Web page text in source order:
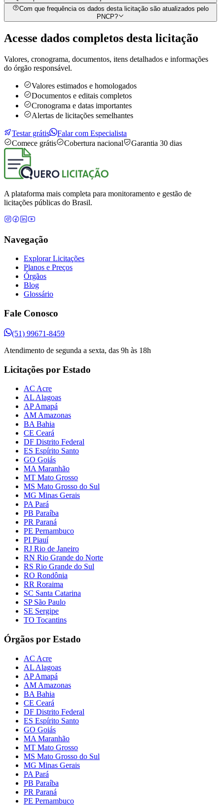
Com que frequência os dados desta licitação são atualizados pelo
PNCP?
Acesse dados completos desta licitação
Valores, cronograma, documentos, itens detalhados e informações
do órgão responsável.
Valores estimados e homologados
Documentos e editais completos
Cronograma e datas importantes
Alertas de licitações semelhantes
Testar grátis
Falar com Especialista
Comece grátis
Cobertura nacional Garantia 30 dias
A plataforma mais completa para monitoramento e gestão de
licitações públicas do Brasil.
Navegação
Explorar Licitações
Planos e Preços
Órgãos
Blog
Glossário
Fale Conosco
(51) 99671-8459
Atendimento de segunda a sexta, das 9h às 18h
Licitações por Estado
AC Acre
AL Alagoas
AP Amapá
AM Amazonas
BA Bahia
CE Ceará
DF Distrito Federal
ES Espírito Santo
GO Goiás
MA Maranhão
MT Mato Grosso
MS Mato Grosso do Sul
MG Minas Gerais
PA Pará
PB Paraíba
PR Paraná
PE Pernambuco
PI Piauí
RJ Rio de Janeiro
RN Rio Grande do Norte
RS Rio Grande do Sul
RO Rondônia
RR Roraima
SC Santa Catarina
SP São Paulo
SE Sergipe
TO Tocantins
Órgãos por Estado
AC Acre
AL Alagoas
AP Amapá
AM Amazonas
BA Bahia
CE Ceará
DF Distrito Federal
ES Espírito Santo
GO Goiás
MA Maranhão
MT Mato Grosso
MS Mato Grosso do Sul
MG Minas Gerais
PA Pará
PB Paraíba
PR Paraná
PE Pernambuco